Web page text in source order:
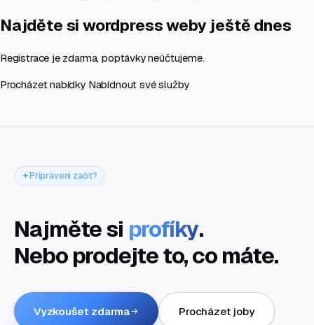
Najděte si wordpress weby ještě dnes
Registrace je zdarma, poptávky neúčtujeme.
Procházet nabídky Nabídnout své služby
Připraveni začít?
Najměte si profíky.
Nebo prodejte to, co máte.
Vyzkoušet zdarma Procházet joby